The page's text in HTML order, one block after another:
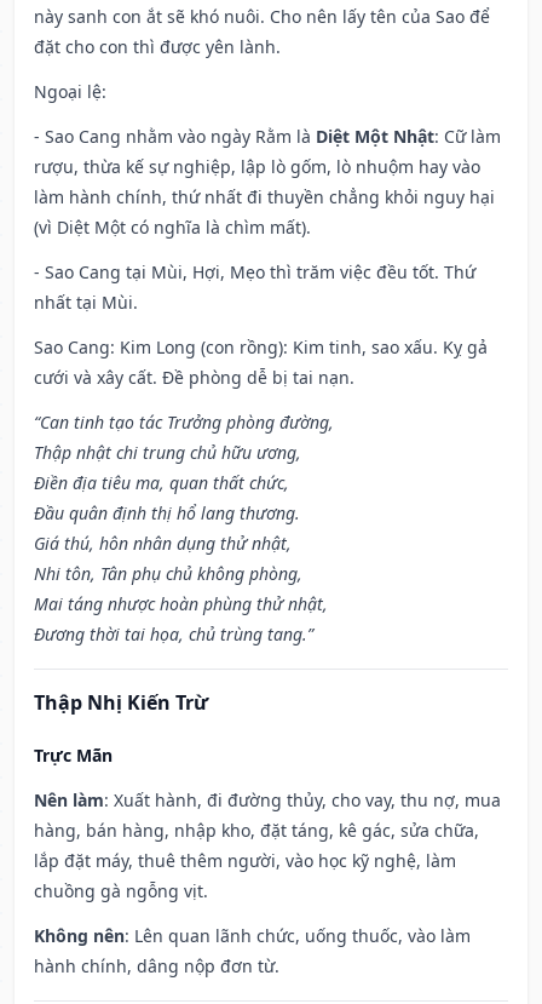
này sanh con ắt sẽ khó nuôi. Cho nên lấy tên của Sao để
đặt cho con thì được yên lành.
Ngoại lệ:
- Sao Cang nhằm vào ngày Rằm là Diệt Một Nhật: Cữ làm
rượu, thừa kế sự nghiệp, lập lò gốm, lò nhuộm hay vào
làm hành chính, thứ nhất đi thuyền chẳng khỏi nguy hại
(vì Diệt Một có nghĩa là chìm mất).
- Sao Cang tại Mùi, Hợi, Mẹo thì trăm việc đều tốt. Thứ
nhất tại Mùi.
Sao Cang: Kim Long (con rồng): Kim tinh, sao xấu. Kỵ gả
cưới và xây cất. Đề phòng dễ bị tai nạn.
“Can tinh tạo tác Trưởng phòng đường,
Thập nhật chi trung chủ hữu ương,
Điền địa tiêu ma, quan thất chức,
Đầu quân định thị hổ lang thương.
Giá thú, hôn nhân dụng thử nhật,
Nhi tôn, Tân phụ chủ không phòng,
Mai táng nhược hoàn phùng thử nhật,
Đương thời tai họa, chủ trùng tang.”
Thập Nhị Kiến Trừ
Trực Mãn
Nên làm: Xuất hành, đi đường thủy, cho vay, thu nợ, mua
hàng, bán hàng, nhập kho, đặt táng, kê gác, sửa chữa,
lắp đặt máy, thuê thêm người, vào học kỹ nghệ, làm
chuồng gà ngỗng vịt.
Không nên: Lên quan lãnh chức, uống thuốc, vào làm
hành chính, dâng nộp đơn từ.